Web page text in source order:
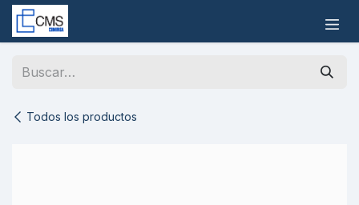
Ir al contenido
Todos los productos